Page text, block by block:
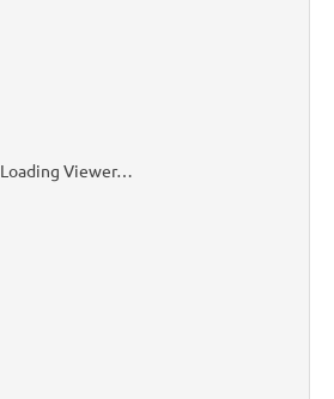
Loading Viewer…